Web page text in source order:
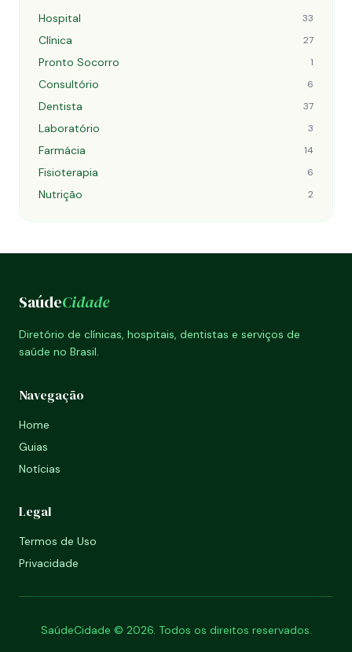
Hospital 33
Clínica 27
Pronto Socorro 1
Consultório 6
Dentista 37
Laboratório 3
Farmácia 14
Fisioterapia 6
Nutrição 2
SaúdeCidade
Diretório de clínicas, hospitais, dentistas e serviços de
saúde no Brasil.
Navegação
Home
Guias
Notícias
Legal
Termos de Uso
Privacidade
SaúdeCidade © 2026. Todos os direitos reservados.